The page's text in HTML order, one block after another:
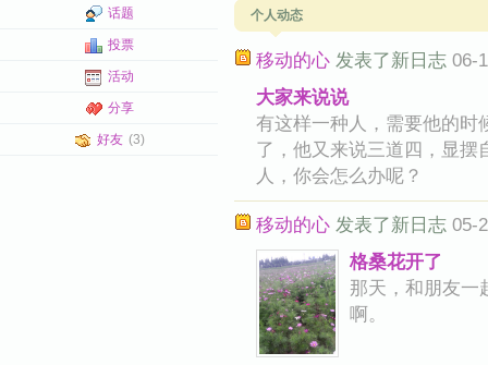
话题
投票
活动
分享
好友 (3)
个人动态
移动的心 发表了新日志 06-
大家来说说
有这样一种人，需要他的时
了，他又来说三道四，显摆
人，你会怎么办呢？
移动的心 发表了新日志 05-
格桑花开了
那天，和朋友一
啊。